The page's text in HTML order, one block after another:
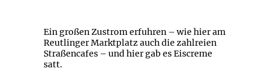
Ein großen Zustrom erfuhren – wie hier am
Reutlinger Marktplatz auch die zahlreien
Straßencafes – und hier gab es Eiscreme
satt.